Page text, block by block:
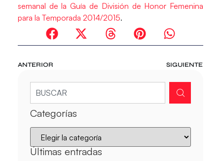
semanal de la Guía de División de Honor Femenina
para la Temporada 2014/2015.
ANTERIOR SIGUIENTE
Categorías
Últimas entradas